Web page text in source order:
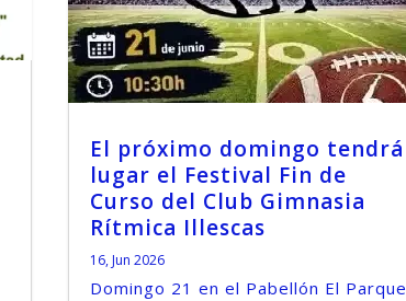
El próximo domingo tendrá
lugar el Festival Fin de
Curso del Club Gimnasia
Rítmica Illescas
16, Jun 2026
Domingo 21 en el Pabellón El Parque